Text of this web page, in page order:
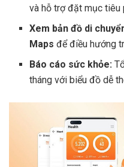
và hỗ trợ đặt mục tiêu
Xem bản đồ di
Maps để điều hướng
Báo cáo sức khỏe:
tháng với biểu đồ dễ